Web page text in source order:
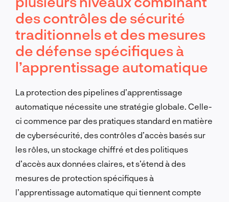
des contrôles de sécurité
traditionnels et des mesures
de défense spécifiques à
l’apprentissage automatique
La protection des pipelines d’apprentissage
automatique nécessite une stratégie globale. Celle-
ci commence par des pratiques standard en matière
de cybersécurité, des contrôles d’accès basés sur
les rôles, un stockage chiffré et des politiques
d’accès aux données claires, et s’étend à des
mesures de protection spécifiques à
l’apprentissage automatique qui tiennent compte